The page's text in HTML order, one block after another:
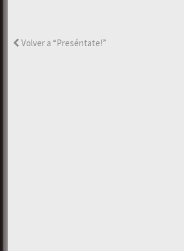
Volver a “Preséntate!”